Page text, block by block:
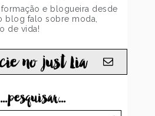
e blogueira desde
blog falo sobre moda,
de vida!
no just Lia
...pesquisar...